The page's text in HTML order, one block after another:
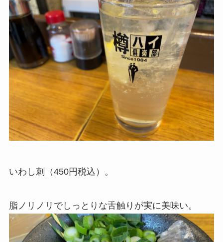
いわし刺（450円税込）。
脂ノリノリでしっとりな舌触りが実に美味い。